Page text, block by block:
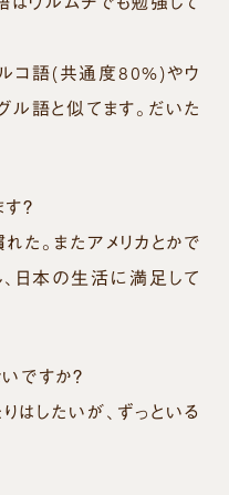
ルコ語(共通度80%)やウ
語と似てます。だいた
？
た。またアメリカとかで
日本の生活に満足して
ですか？
はしたいが、ずっといる